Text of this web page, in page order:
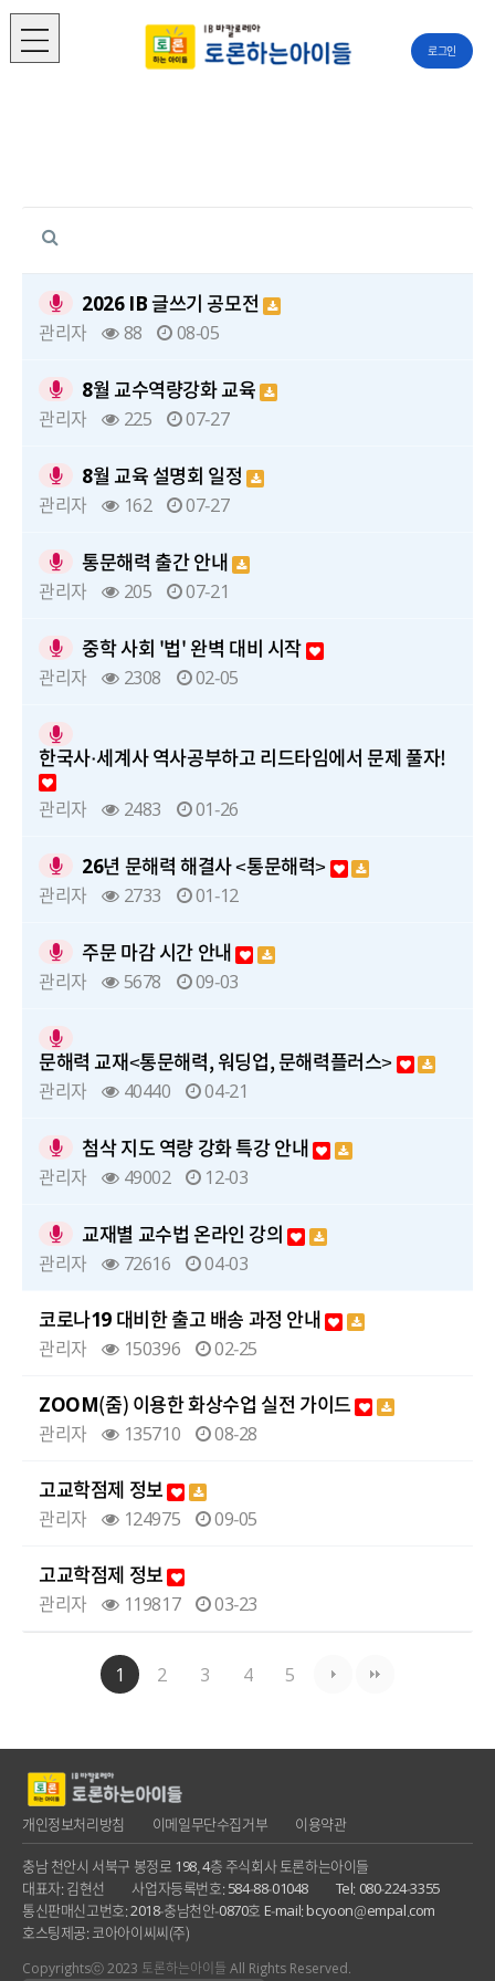
로그인
2026 IB 글쓰기 공모전
관리자 88 08-05
8월 교수역량강화 교육
관리자 225 07-27
8월 교육 설명회 일정
관리자 162 07-27
통문해력 출간 안내
관리자 205 07-21
중학 사회 '법' 완벽 대비 시작
관리자 2308 02-05
한국사·세계사 역사공부하고 리드타임에서 문제 풀자!
관리자 2483 01-26
26년 문해력 해결사 <통문해력>
관리자 2733 01-12
주문 마감 시간 안내
관리자 5678 09-03
문해력 교재<통문해력, 워딩업, 문해력플러스>
관리자 40440 04-21
첨삭 지도 역량 강화 특강 안내
관리자 49002 12-03
교재별 교수법 온라인 강의
관리자 72616 04-03
코로나19 대비한 출고 배송 과정 안내
관리자 150396 02-25
ZOOM(줌) 이용한 화상수업 실전 가이드
관리자 135710 08-28
고교학점제 정보
관리자 124975 09-05
고교학점제 정보
관리자 119817 03-23
1 2 3 4 5
개인정보처리방침 이메일무단수집거부
이용약관
충남 천안시 서북구 봉정로 198, 4층 주식회사 토론하는아이들
대표자: 김현선
사업자등록번호: 584-88-01048
Tel: 080-224-3355
통신판매신고번호: 2018-충남천안-0870호 E-mail: bcyoon@empal.com
호스팅제공: 코아아이씨씨(주)
Copyrightsⓒ 2023 토론하는아이들 All Rights Reserved.